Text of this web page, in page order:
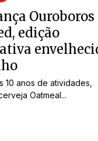
Ouroboros
edição
10 anos de atividades,
Oatmeal...